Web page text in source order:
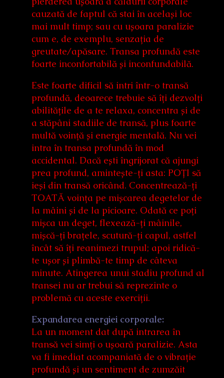
cauzată de faptul că stai în același loc
mai mult timp; sau cu ușoara paralizie
cum e, de exemplu, senzația de
greutate/apăsare. Transa profundă este
foarte inconfortabilă și inconfundabilă.
Este foarte dificil să intri într-o transă
profundă, deoarece trebuie să îți dezvolți
abilitățile de a te relaxa, concentra și de
a stăpâni stadiile de transă, plus foarte
multă voință și energie mentală. Nu vei
intra în transa profundă în mod
accidental. Dacă ești îngrijorat că ajungi
prea profund, amintește-ți asta: POȚI să
ieși din transă oricând. Concentrează-ți
TOATĂ voința pe mișcarea degetelor de
la mâini și de la picioare. Odată ce poți
mișca un deget, flexează-ți mâinile,
mișcă-ți brațele, scutură-ți capul, astfel
încât să îți reanimezi trupul; apoi ridică-
te ușor și plimbă-te timp de câteva
minute. Atingerea unui stadiu profund al
transei nu ar trebui să reprezinte o
problemă cu aceste exerciții.
Expandarea energiei corporale:
La un moment dat după intrarea în
transă vei simți o ușoară paralizie. Asta
va fi imediat acompaniată de o vibrație
profundă și un sentiment de zumzăit